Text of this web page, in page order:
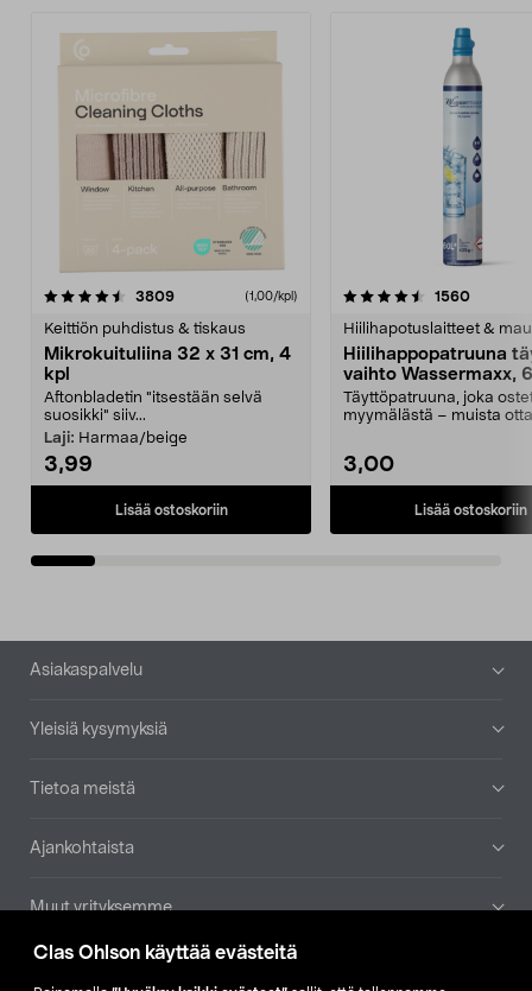
Clas Ohlson käyttää evästeitä
3809arvostelut (1,00/kpl)
Keittiön puhdistus & tiskaus
Mikrokuituliina 32 x 31 cm, 4
kpl
Aftonbladetin "itsestään selvä
suosikki" siiv...
Laji: Harmaa/beige
3,99
Lisää ostoskoriin
4.5viidestä
1560
Hiilihapotuslaitteet &
Hiilihappopatruuna
vaihto Wassermaxx,
Täyttöpatruuna, joka
myymälästä – muista
3,00
Lisää ostoskoriin
4.5viidestä
Alatunniste
Asiakaspalvelu
Yleisiä kysymyksiä
Tietoa meistä
Ajankohtaista
Muut yrityksemme
Etsi myymälä